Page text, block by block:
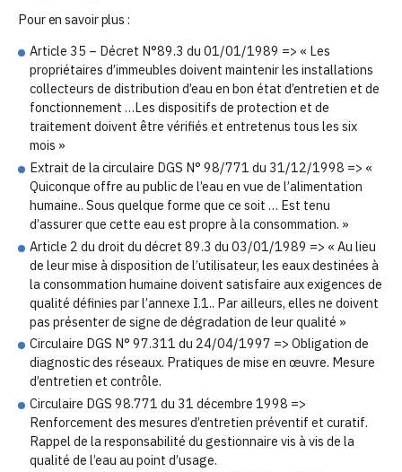
Pour en savoir plus :
Article 35 – Décret N°89.3 du 01/01/1989 => « Les
propriétaires d’immeubles doivent maintenir les installations
collecteurs de distribution d’eau en bon état d’entretien et de
fonctionnement …Les dispositifs de protection et de
traitement doivent être vérifiés et entretenus tous les six
mois »
Extrait de la circulaire DGS N° 98/771 du 31/12/1998 => «
Quiconque offre au public de l’eau en vue de l’alimentation
humaine.. Sous quelque forme que ce soit … Est tenu
d’assurer que cette eau est propre à la consommation. »
Article 2 du droit du décret 89.3 du 03/01/1989 => « Au lieu
de leur mise à disposition de l’utilisateur, les eaux destinées à
la consommation humaine doivent satisfaire aux exigences de
qualité définies par l’annexe I.1.. Par ailleurs, elles ne doivent
pas présenter de signe de dégradation de leur qualité »
Circulaire DGS N° 97.311 du 24/04/1997 => Obligation de
diagnostic des réseaux. Pratiques de mise en œuvre. Mesure
d’entretien et contrôle.
Circulaire DGS 98.771 du 31 décembre 1998 =>
Renforcement des mesures d’entretien préventif et curatif.
Rappel de la responsabilité du gestionnaire vis à vis de la
qualité de l’eau au point d’usage.